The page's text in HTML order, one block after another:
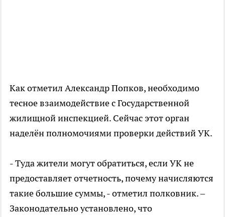
Как отметил Александр Попков, необходимо
тесное взаимодействие с Государственной
жилищной инспекцией. Сейчас этот орган
наделён полномочиями проверки действий УК.
- Туда жители могут обратиться, если УК не
предоставляет отчетность, почему начисляются
такие большие суммы, - отметил полковник. –
Законодательно установлено, что